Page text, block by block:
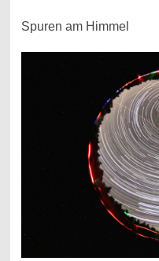
Spuren am Himmel